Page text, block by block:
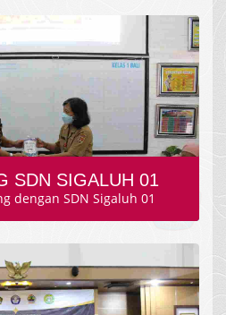
SDN SIGALUH 01
dengan SDN Sigaluh 01